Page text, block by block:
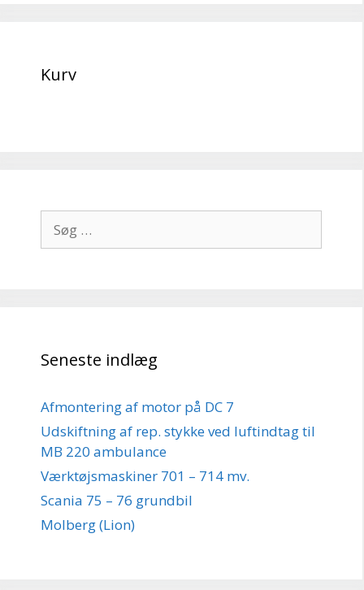
Kurv
efter:
Seneste indlæg
Afmontering af motor på DC 7
Udskiftning af rep. stykke ved luftindtag til
MB 220 ambulance
Værktøjsmaskiner 701 – 714 mv.
Scania 75 – 76 grundbil
Molberg (Lion)